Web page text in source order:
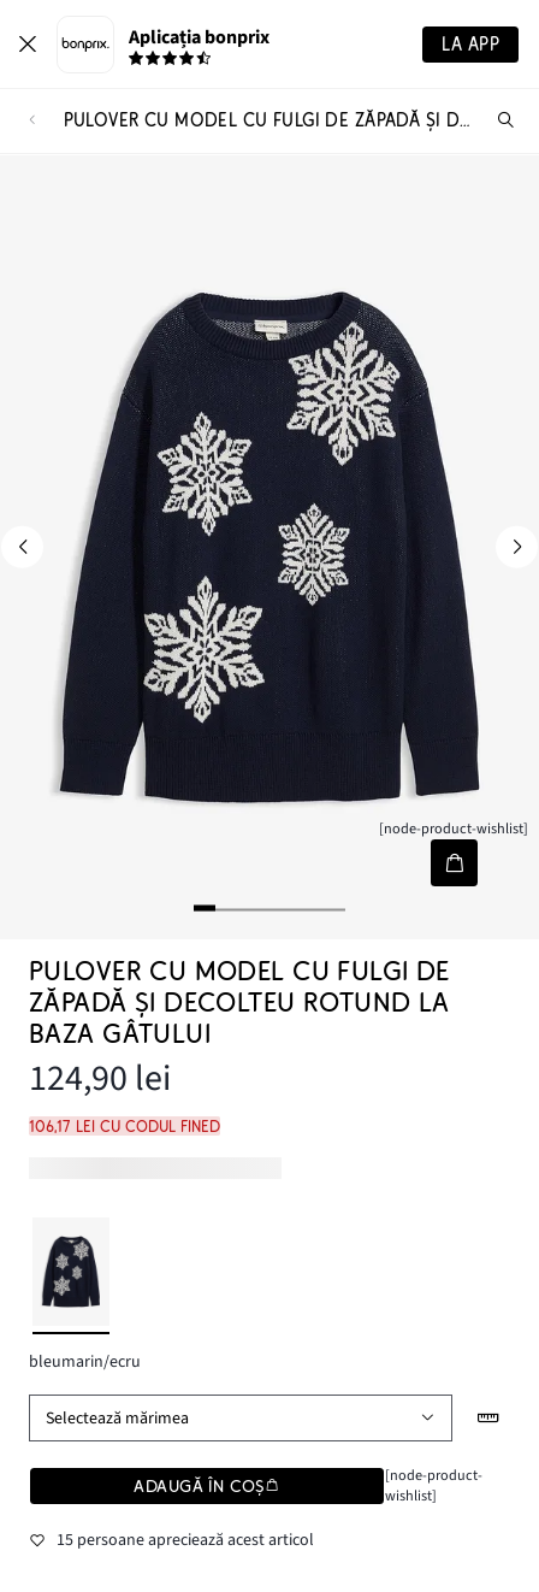
Aplicația bonprix LA APP
PULOVER CU MODEL CU FULGI DE ZĂPADĂ ȘI DECOLTEU ROTUND LA BAZA GÂTULUI
[node-product-wishlist]
PULOVER CU MODEL CU FULGI DE
ZĂPADĂ ȘI DECOLTEU ROTUND LA
BAZA GÂTULUI
124,90 lei
106,17 lei cu codul FINED
bleumarin/ecru
Selectează mărimea
ADAUGĂ ÎN COȘ
[node-product-
wishlist]
15 persoane apreciează acest articol